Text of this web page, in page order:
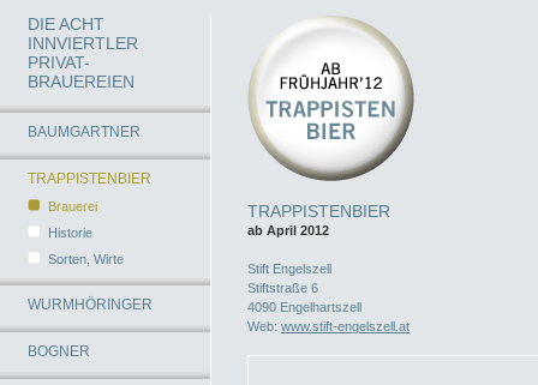
DIE ACHT
INNVIERTLER
PRIVAT-
BRAUEREIEN
BAUMGARTNER
TRAPPISTENBIER
Brauerei
Historie
Sorten, Wirte
WURMHÖRINGER
BOGNER
TRAPPISTENBIER
ab April 2012
Stift Engelszell
Stiftstraße 6
4090 Engelhartszell
Web: www.stift-engelszell.at